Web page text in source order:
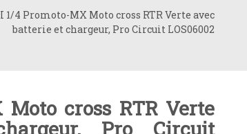
1/4 Promoto-MX Moto cross RTR Verte avec
batterie et chargeur, Pro Circuit LOS06002
Moto cross RTR Verte
Pro Circuit